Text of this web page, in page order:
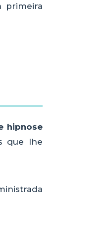
primeira
hipnose
que lhe